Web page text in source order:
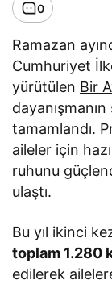
0
Ramazan
Cumhuriyet
yürütülen Bir
tamamlandı.
aileler için
ruhunu
ulaştı.
Bu yıl ikinci
toplam 1.280
edilerek